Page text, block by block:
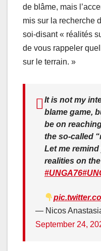
de blâme, mais
mis sur la recherche
soi-disant « réalités
de vous rappeler
sur le terrain. »
It is not my
blame game,
be on
the so-called
Let me
realities on
#UNGA76
— Nicos
September 24,